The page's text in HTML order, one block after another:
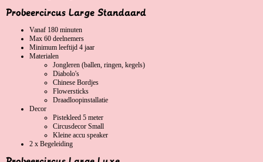
Probeercircus Large Standaard
Vanaf 180 minuten
Max 60 deelnemers
Minimum leeftijd 4 jaar
Materialen
Jongleren (ballen, ringen, kegels)
Diabolo's
Chinese Bordjes
Flowersticks
Draadloopinstallatie
Decor
Pistekleed 5 meter
Circusdecor Small
Kleine accu speaker
2 x Begeleiding